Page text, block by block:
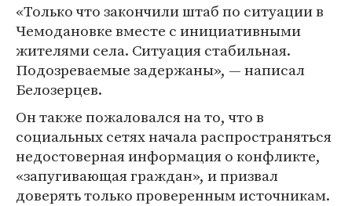
«Только что закончили штаб по ситуации в
Чемодановке вместе с инициативными
жителями села. Ситуация стабильная.
Подозреваемые задержаны», — написал
Белозерцев.
Он также пожаловался на то, что в
социальных сетях начала распространяться
недостоверная информация о конфликте,
«запугивающая граждан», и призвал
доверять только проверенным источникам.